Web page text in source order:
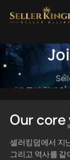
“모두가 함께
Our core
셀러킹덤에서 지
그리고 역사를 같